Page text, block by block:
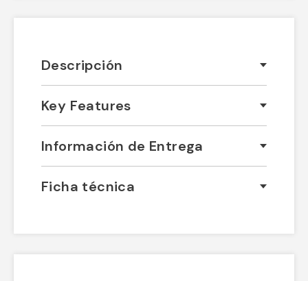
Descripción
Key Features
Información de Entrega
Ficha técnica